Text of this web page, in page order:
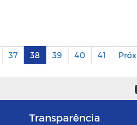
ao
da cidade
37 38 39 40 41
Transparência